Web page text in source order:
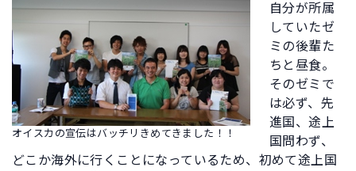
オイスカの宣伝はバッチリきめてきました！！
自分が所属
していたゼ
ミの後輩た
ちと昼食。
そのゼミで
は必ず、先
進国、途上
国問わず、
どこか海外に行くことになっているため、初めて途上国